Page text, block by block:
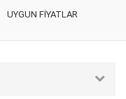
UYGUN FIYATLAR